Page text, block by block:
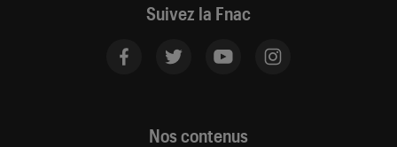
Suivez la Fnac
Nos contenus